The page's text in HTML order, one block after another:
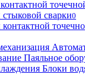
сварки0
Паяльное
Блоки